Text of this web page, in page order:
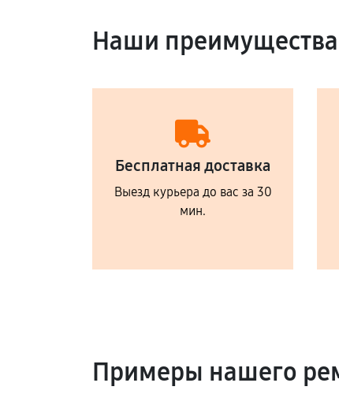
Наши преимущества
Бесплатная доставка
Выезд курьера до вас за 30
мин.
Примеры нашего